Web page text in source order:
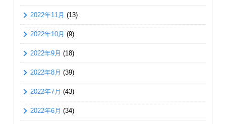
2022年11月 (13)
2022年10月 (9)
2022年9月 (18)
2022年8月 (39)
2022年7月 (43)
2022年6月 (34)